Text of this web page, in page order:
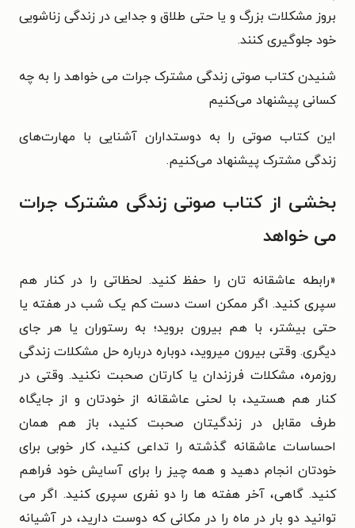
بروز مشکلات بزرگ و یا حتی طلاق و جدایی در زندگی زناشویی
خود جلوگیری کنند.
شنیدن کتاب صوتی زندگی مشترک جرات می خواهد را به چه
کسانی پیشنهاد می‌کنیم
این کتاب صوتی را به دوستداران آشنایی با مهارت‌های
زندگی مشترک پیشنهاد می‌کنیم.
بخشی از کتاب صوتی زندگی مشترک جرات
می خواهد
«رابطه‌ عاشقانه تان را حفظ کنید. لحظاتی را در کنار هم
سپری کنید. اگر ممکن است دست کم یک شب در هفته یا
حتی بیشتر، با هم بیرون بروید؛ به رستوران یا هر جای
دیگری. وقتی بیرون میروید، دوباره درباره حل مشکلات زندگی
روزمره، مشکلات فرزندان‌ یا کارتان صحبت نکنید. وقتی در
کنار هم هستید، با لحنی عاشقانه از خودتان و از جایگاه
طرف مقابل در زندگیتان صحبت کنید، باز هم همان
احساسات عاشقانه گذشته را تداعی کنید، کار خوبی برای
خودتان انجام دهید و همه چیز را برای آسایش خود فراهم
کنید. گاهی، آخر هفته ها را دو نفری سپری کنید. اگر می
توانید دو بار در ماه را در مکانی که دوست دارید، در آشیانه‌